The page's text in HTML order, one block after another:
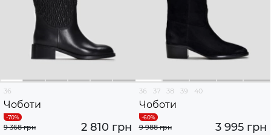
36
Чоботи
2 810 грн
9 368 грн
36 37 38 39 40
Чоботи
3 995 грн
9 988 грн